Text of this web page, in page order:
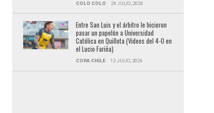
COLO COLO 26 JULIO, 2026
Entre San Luis y el árbitro le hicieron
pasar un papelón a Universidad
Católica en Quillota (Videos del 4-0 en
el Lucio Fariña)
COPA CHILE 12 JULIO, 2026